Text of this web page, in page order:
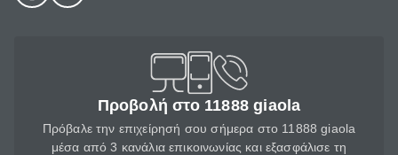
Προβολή στο 11888 giaola
Πρόβαλε την επιχείρησή σου σήμερα στο 11888 giaola
μέσα από 3 κανάλια επικοινωνίας και εξασφάλισε τη